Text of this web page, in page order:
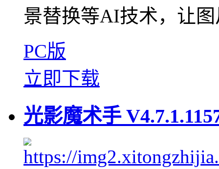
景替换等AI技术，让
PC版
立即下载
光影魔术手